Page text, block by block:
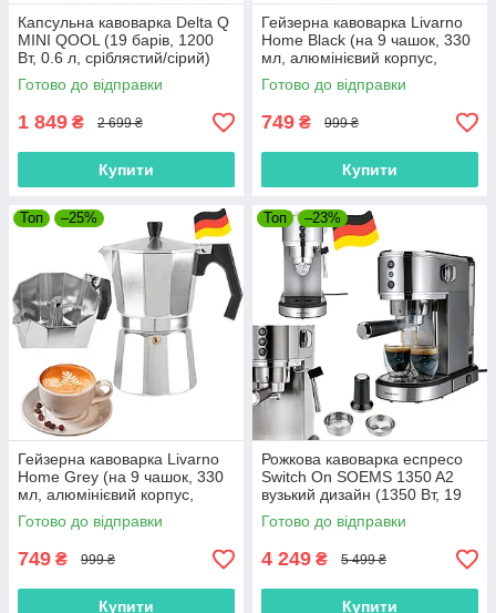
Капсульна кавоварка Delta Q
MINI QOOL (19 барів, 1200
Вт, 0.6 л, сріблястий/сірий)
Готово до відправки
1 849 ₴ 2 699 ₴
Купити
Гейзерна кавоварка Livarno
Home Black (на 9 чашок, 330
мл, алюмінієвий корпус,
Німеччина)
Готово до відправки
749 ₴ 999 ₴
Купити
Топ –25%
Гейзерна кавоварка Livarno
Home Grey (на 9 чашок, 330
мл, алюмінієвий корпус,
Німеччина)
Готово до відправки
749 ₴ 999 ₴
Купити
Топ –23%
Рожкова кавоварка еспресо
Switch On SOEMS 1350 A2
вузький дизайн (1350 Вт, 19
бар, регулювання тем.,
Німеччина)
Готово до відправки
4 249 ₴ 5 499 ₴
Купити